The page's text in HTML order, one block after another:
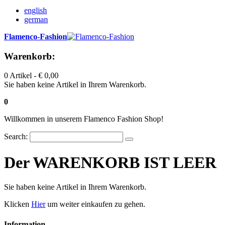
english
german
Flamenco-Fashion
Warenkorb:
0 Artikel - € 0,00
Sie haben keine Artikel in Ihrem Warenkorb.
0
Willkommen in unserem Flamenco Fashion Shop!
Search:
Der WARENKORB IST LEER
Sie haben keine Artikel in Ihrem Warenkorb.
Klicken Hierum weiter einkaufen zu gehen.